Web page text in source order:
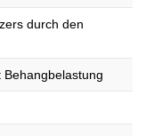
durch den